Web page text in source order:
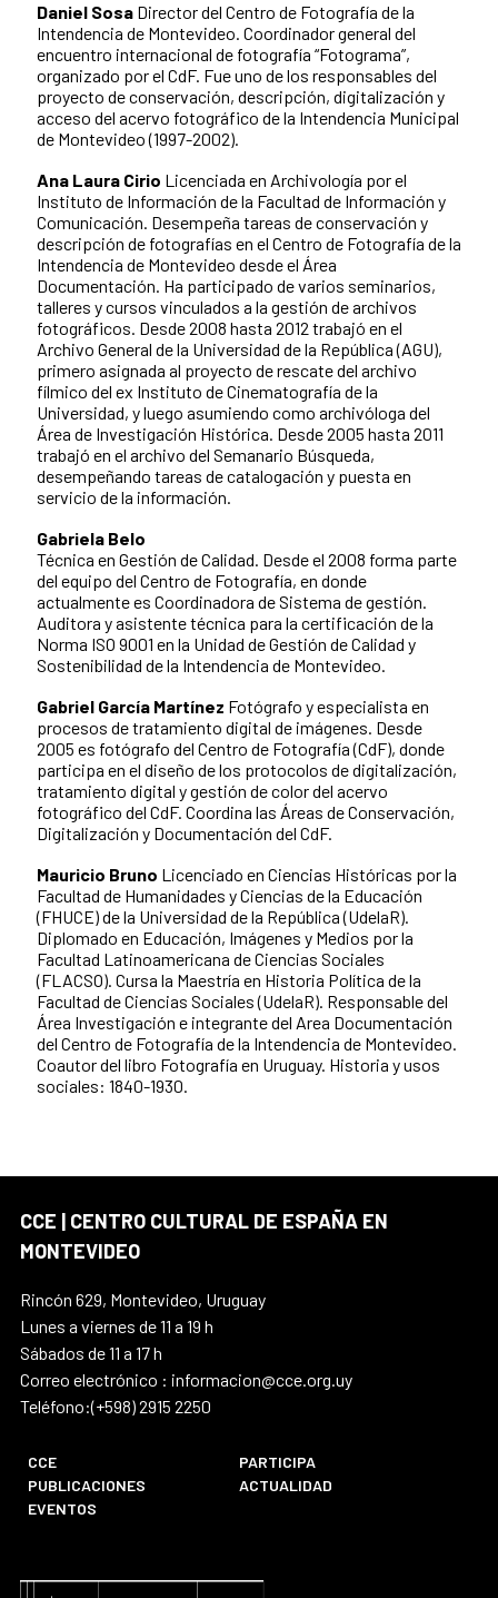
Daniel Sosa Director del Centro de Fotografía de la
Intendencia de Montevideo. Coordinador general del
encuentro internacional de fotografía “Fotograma”,
organizado por el CdF. Fue uno de los responsables del
proyecto de conservación, descripción, digitalización y
acceso del acervo fotográfico de la Intendencia Municipal
de Montevideo (1997-2002).
Ana Laura Cirio Licenciada en Archivología por el
Instituto de Información de la Facultad de Información y
Comunicación. Desempeña tareas de conservación y
descripción de fotografías en el Centro de Fotografía de la
Intendencia de Montevideo desde el Área
Documentación. Ha participado de varios seminarios,
talleres y cursos vinculados a la gestión de archivos
fotográficos. Desde 2008 hasta 2012 trabajó en el
Archivo General de la Universidad de la República (AGU),
primero asignada al proyecto de rescate del archivo
fílmico del ex Instituto de Cinematografía de la
Universidad, y luego asumiendo como archivóloga del
Área de Investigación Histórica. Desde 2005 hasta 2011
trabajó en el archivo del Semanario Búsqueda,
desempeñando tareas de catalogación y puesta en
servicio de la información.
Gabriela Belo
Técnica en Gestión de Calidad. Desde el 2008 forma parte
del equipo del Centro de Fotografía, en donde
actualmente es Coordinadora de Sistema de gestión.
Auditora y asistente técnica para la certificación de la
Norma ISO 9001 en la Unidad de Gestión de Calidad y
Sostenibilidad de la Intendencia de Montevideo.
Gabriel García Martínez Fotógrafo y especialista en
procesos de tratamiento digital de imágenes. Desde
2005 es fotógrafo del Centro de Fotografía (CdF), donde
participa en el diseño de los protocolos de digitalización,
tratamiento digital y gestión de color del acervo
fotográfico del CdF. Coordina las Áreas de Conservación,
Digitalización y Documentación del CdF.
Mauricio Bruno Licenciado en Ciencias Históricas por la
Facultad de Humanidades y Ciencias de la Educación
(FHUCE) de la Universidad de la República (UdelaR).
Diplomado en Educación, Imágenes y Medios por la
Facultad Latinoamericana de Ciencias Sociales
(FLACSO). Cursa la Maestría en Historia Política de la
Facultad de Ciencias Sociales (UdelaR). Responsable del
Área Investigación e integrante del Area Documentación
del Centro de Fotografía de la Intendencia de Montevideo.
Coautor del libro Fotografía en Uruguay. Historia y usos
sociales: 1840-1930.
CCE | CENTRO CULTURAL DE ESPAÑA EN
MONTEVIDEO
Rincón 629, Montevideo, Uruguay
Lunes a viernes de 11 a 19 h
Sábados de 11 a 17 h
Correo electrónico : informacion@cce.org.uy
Teléfono:(+598) 2915 2250
CCE
PARTICIPA
PUBLICACIONES
ACTUALIDAD
EVENTOS